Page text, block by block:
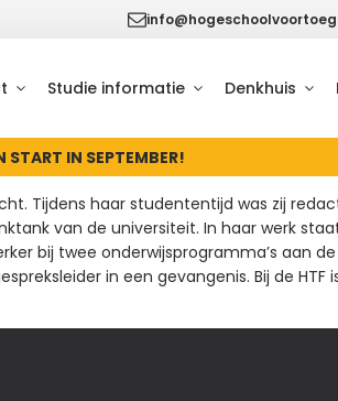
Studie informatie Denkhuis
START IN SEPTEMBER!
Tijdens haar studententijd was zij
van de universiteit. In haar werk
bij twee onderwijsprogramma’s aan
in een gevangenis. Bij de